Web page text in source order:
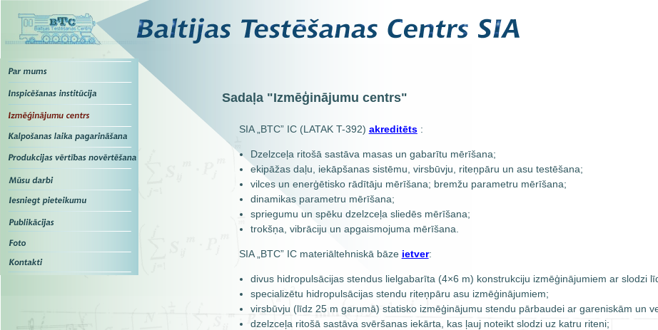
Sadaļa "Izmēģinājumu centrs"
SIA „BTC” IC (LATAK T-392) akreditēts:
Dzelzceļa ritošā sastāva masas un gabarītu mērīšana;
ekipāžas daļu, iekāpšanas sistēmu, virsbūvju, riteņpāru un asu testēšana;
vilces un enerģētisko rādītāju mērīšana; bremžu parametru mērīšana;
dinamikas parametru mērīšana;
spriegumu un spēku dzelzceļa sliedēs mērīšana;
trokšņa, vibrāciju un apgaismojuma mērīšana.
SIA „BTC” IC materiāltehniskā bāze ietver:
divus hidropulsācijas stendus lielgabarīta (4×6 m) konstrukciju izmēģinājumiem ar slodzi
specializētu hidropulsācijas stendu riteņpāru asu izmēģinājumiem;
virsbūvju (līdz 25 m garumā) statisko izmēģinājumu stendu pārbaudei ar gareniskām un
dzelzceļa ritošā sastāva svēršanas iekārta, kas ļauj noteikt slodzi uz katru riteni;